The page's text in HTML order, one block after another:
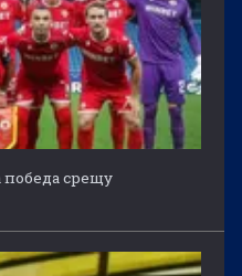
срещу